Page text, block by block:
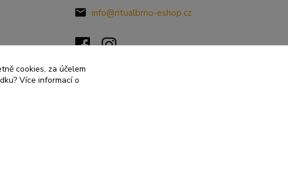
info@ritualbrno-eshop.cz
cookies, za účelem
Více informací o